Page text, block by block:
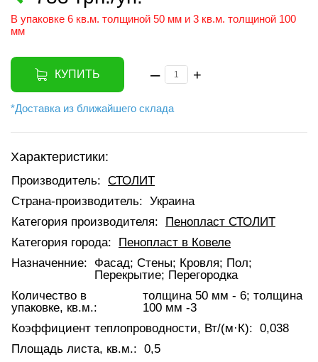
В упаковке 6 кв.м. толщиной 50 мм и 3 кв.м. толщиной 100
мм
КУПИТЬ – +
*Доставка из ближайшего склада
Характеристики:
Производитель: СТОЛИТ
Страна-производитель: Украина
Категория производителя:
Пенопласт СТОЛИТ
Категория города:
Пенопласт в Ковеле
Назначенние:
Фасад; Стены; Кровля; Пол;
Перекрытие; Перегородка
Количество в
упаковке, кв.м.:
толщина 50 мм - 6; толщина
100 мм -3
Коэффициент теплопроводности, Вт/(м·К): 0,038
Площадь листа, кв.м.: 0,5